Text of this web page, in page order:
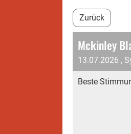
Zurück
Mckinley
13.07.2026 ,
Beste